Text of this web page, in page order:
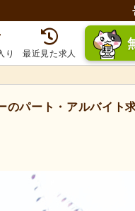
り 最近見た求人
のパート・アルバイト